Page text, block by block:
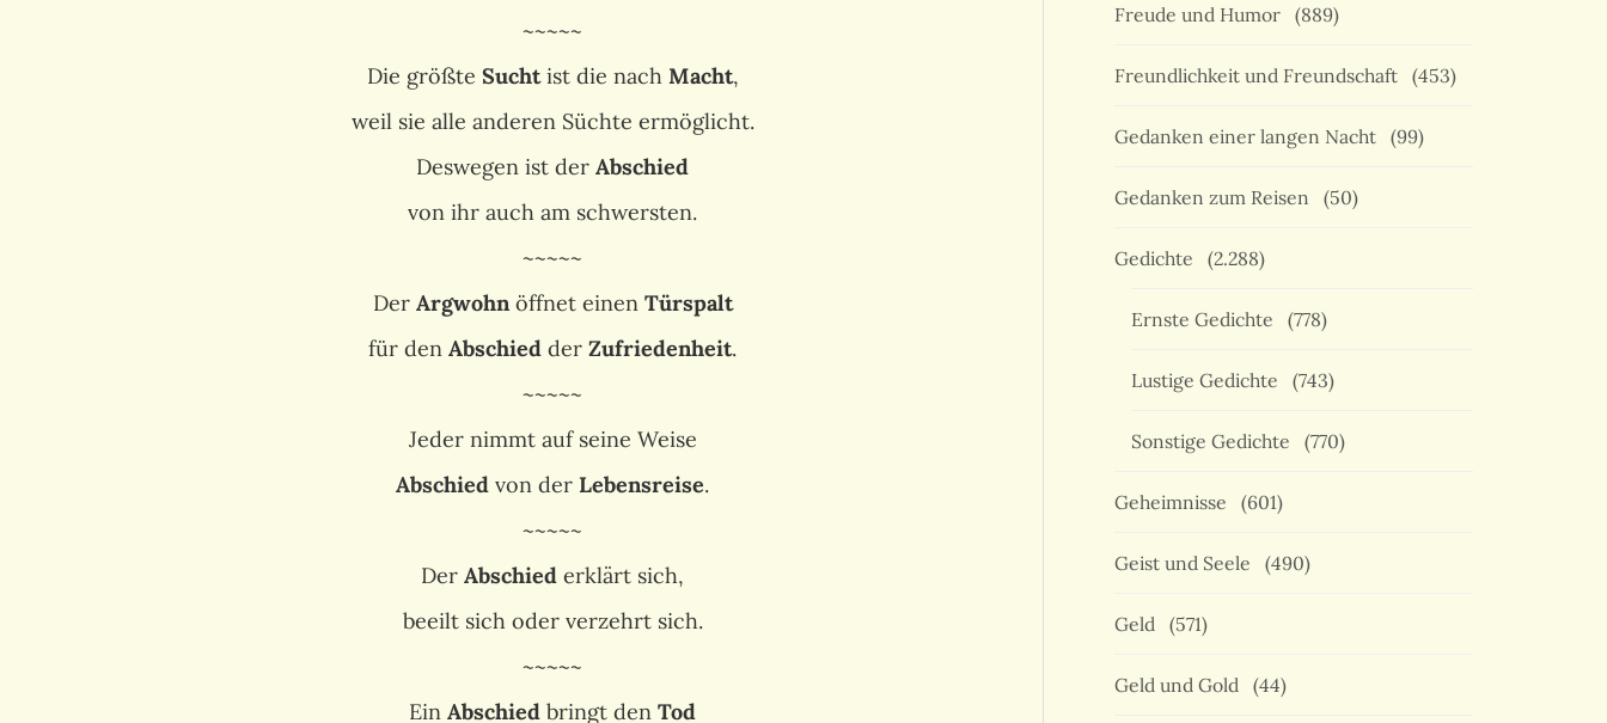
~~~~~
Die größte Suchtist die nach Macht,
weil sie alle anderen Süchte ermöglicht.
Deswegen ist der Abschied
von ihr auch am schwersten.
~~~~~
Der Argwohnöffnet einen Türspalt
für den Abschied der Zufriedenheit.
~~~~~
Jeder nimmt auf seine Weise
Abschied von der Lebensreise.
~~~~~
Der Abschied erklärt sich,
beeilt sich oder verzehrt sich.
~~~~~
Ein Abschied bringt den Tod
Freude und Humor (889)
Freundlichkeit und Freundschaft (453)
Gedanken einer langen Nacht (99)
Gedanken zum Reisen (50)
Gedichte (2.288)
Ernste Gedichte (778)
Lustige Gedichte (743)
Sonstige Gedichte (770)
Geheimnisse (601)
Geist und Seele (490)
Geld (571)
Geld und Gold (44)